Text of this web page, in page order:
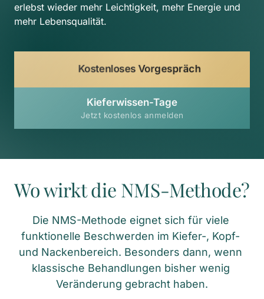
erlebst wieder mehr Leichtigkeit, mehr Energie und
mehr Lebensqualität.
Kostenloses Vorgespräch
Kieferwissen-Tage
Jetzt kostenlos anmelden
Wo wirkt die NMS-Methode?
Die NMS-Methode eignet sich für viele
funktionelle Beschwerden im Kiefer-, Kopf-
und Nackenbereich. Besonders dann, wenn
klassische Behandlungen bisher wenig
Veränderung gebracht haben.